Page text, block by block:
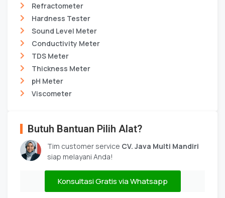
Refractometer
Hardness Tester
Sound Level Meter
Conductivity Meter
TDS Meter
Thickness Meter
pH Meter
Viscometer
Butuh Bantuan Pilih Alat?
Tim customer service CV. Java Multi Mandiri
siap melayani Anda!
Konsultasi Gratis via Whatsapp